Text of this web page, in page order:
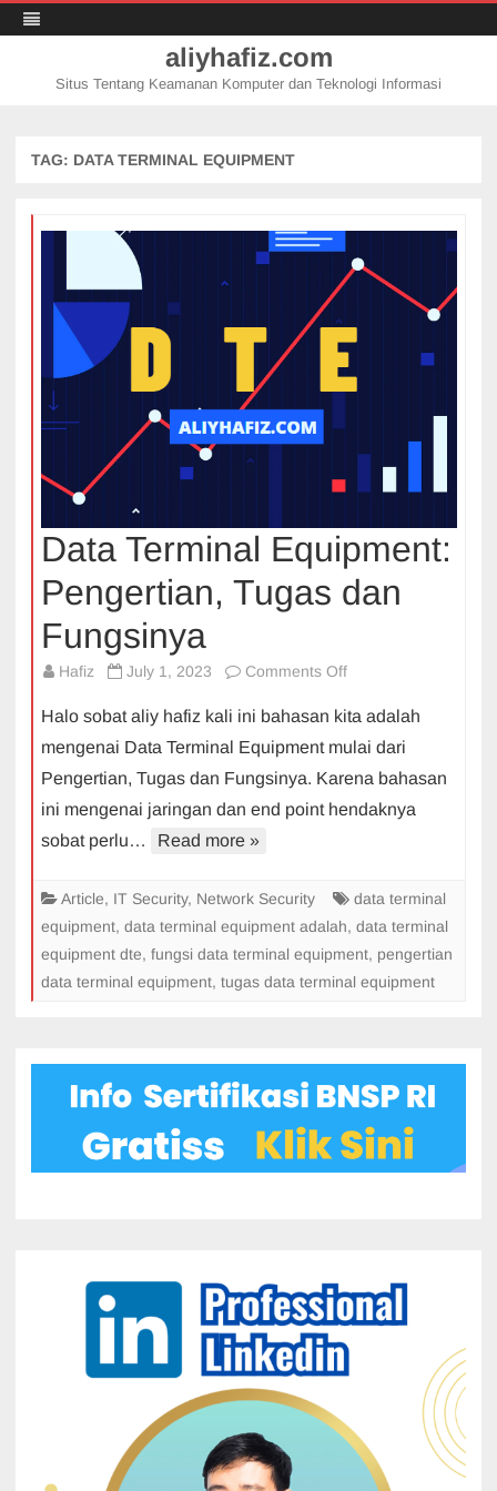
aliyhafiz.com
Situs Tentang Keamanan Komputer dan Teknologi Informasi
TAG: DATA TERMINAL EQUIPMENT
Data Terminal Equipment:
Pengertian, Tugas dan
Fungsinya
Hafiz July 1, 2023 Comments Offon
Terminal
Equipment:
Pengertian,
Tugas
Halo sobat aliy hafiz kali ini bahasan kita adalah
mengenai Data Terminal Equipment mulai dari
Pengertian, Tugas dan Fungsinya. Karena bahasan
ini mengenai jaringan dan end point hendaknya
sobat perlu…
Read more »
Article, IT Security, Network Security
data terminal
equipment, data terminal equipment adalah, data terminal
equipment dte, fungsi data terminal equipment, pengertian
data terminal equipment, tugas data terminal equipment